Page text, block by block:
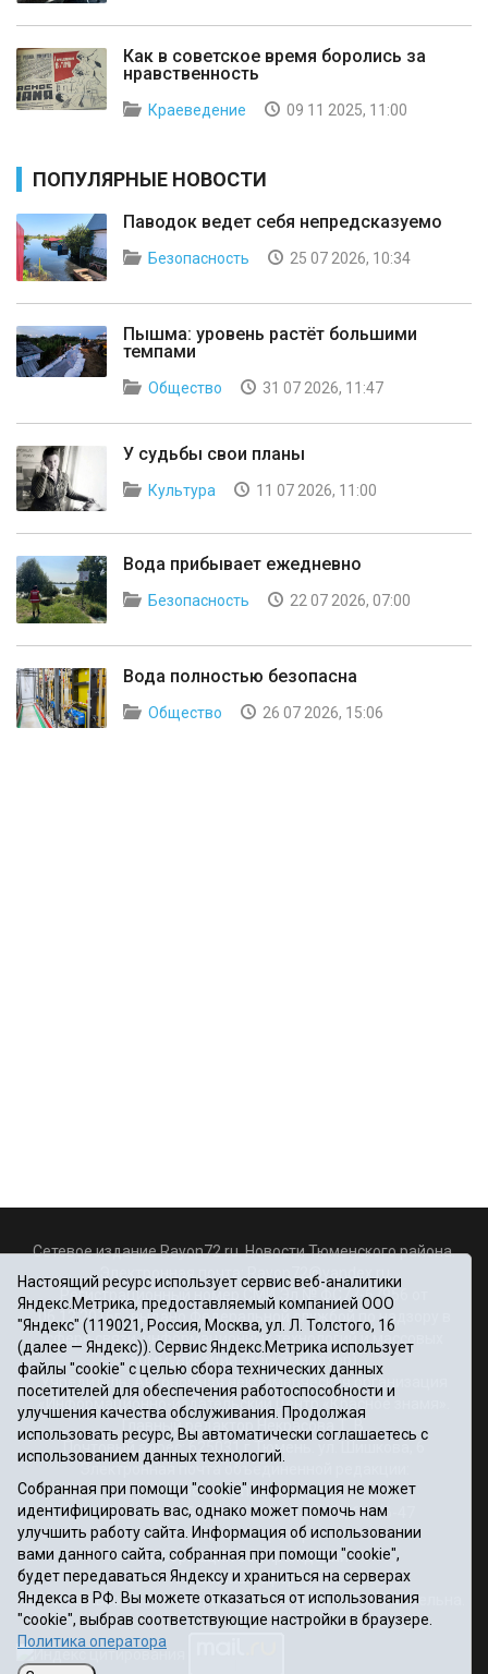
Как в советское время боролись за
нравственность
Краеведение 09 11 2025, 11:00
ПОПУЛЯРНЫЕ НОВОСТИ
Паводок ведет себя непредсказуемо
Безопасность 25 07 2026, 10:34
Пышма: уровень растёт большими
темпами
Общество 31 07 2026, 11:47
У судьбы свои планы
Культура 11 07 2026, 11:00
Вода прибывает ежедневно
Безопасность 22 07 2026, 07:00
Вода полностью безопасна
Общество 26 07 2026, 15:06
Сетевое издание Rayon72.ru. Новости Тюменского района.
Rayon72@yandex.ru
Регистрационный номер СМИ Эл № ФС77-67956 от
06.12.2016г., выдано Федеральной службой по надзору в
сфере связи, информационных технологий и массовых
коммуникаций (Роскомнадзор)
Учредитель: Автономная некоммерческая организация
«Информационно-издательский центр «Красное знамя».
Главный редактор Некрасова Т. В.
Почтовый адрес: 625031 г.Тюмень. ул. Шишкова, 6
Электронная почта объединенной редакции:
krasnoeznam@rambler.ru
Телефоны 8 (3452) 34-80-60, 69-56-73, 69-56-47
Политика оператора
Информация об учреждении
Публичная оферта
При использовании материалов ссылка на сайт обязательна.
12+
Настоящий ресурс использует сервис веб-аналитики
Яндекс.Метрика, предоставляемый компанией ООО
"Яндекс" (119021, Россия, Москва, ул. Л. Толстого, 16
(далее — Яндекс)). Сервис Яндекс.Метрика использует
файлы "cookie" с целью сбора технических данных
посетителей для обеспечения работоспособности и
улучшения качества обслуживания. Продолжая
использовать ресурс, Вы автоматически соглашаетесь с
использованием данных технологий.
Собранная при помощи "cookie" информация не может
идентифицировать вас, однако может помочь нам
улучшить работу сайта. Информация об использовании
вами данного сайта, собранная при помощи "cookie",
будет передаваться Яндексу и храниться на серверах
Яндекса в РФ. Вы можете отказаться от использования
"cookie", выбрав соответствующие настройки в браузере.
Политика оператора